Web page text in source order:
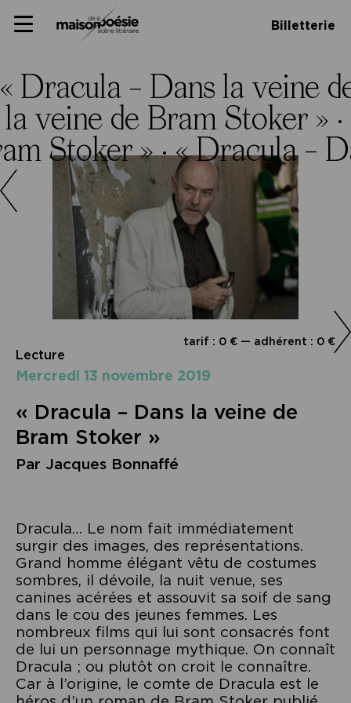
Panneau de gestion des cookies
to
littéraire
Primary
Billetterie
« Dracula – Dans la veine
veine de Bram Stoker » ·
Stoker » ·« Dracula –
tarif : 0 € — adhérent : 0 €
Lecture
mercredi 13 novembre 2019
« Dracula – Dans la veine de
Bram Stoker »
Par Jacques Bonnaffé
Dracula… Le nom fait immédiatement
surgir des images, des représentations.
Grand homme élégant vêtu de costumes
sombres, il dévoile, la nuit venue, ses
canines acérées et assouvit sa soif de sang
dans le cou des jeunes femmes. Les
nombreux films qui lui sont consacrés font
de lui un personnage mythique. On connaît
Dracula ; ou plutôt on croit le connaître.
Car à l’origine, le comte de Dracula est le